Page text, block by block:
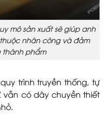
mô sản xuất sẽ giúp anh
nhân công và đảm
thành phẩm
trình truyền thống, tự
vẫn có dây chuyền thiết